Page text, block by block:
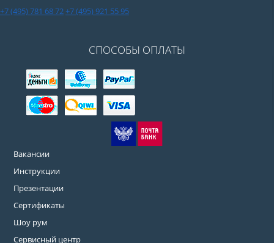
+7 (495) 781 68 72+7 (495) 921 55 95
СПОСОБЫ ОПЛАТЫ
Вакансии
Инструкции
Презентации
Сертификаты
Шоу рум
Сервисный центр